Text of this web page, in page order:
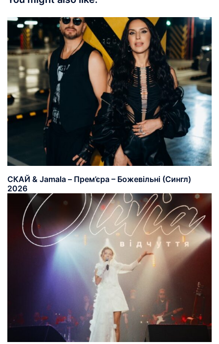
СКАЙ & Jamala – Прем’єра – Божевільні (Сингл)
2026